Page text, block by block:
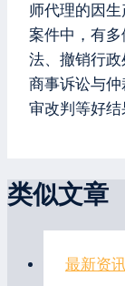
师代理的因
案件中，有
法、撤销行
商事诉讼与
审改判等好结
类似文章
最新资